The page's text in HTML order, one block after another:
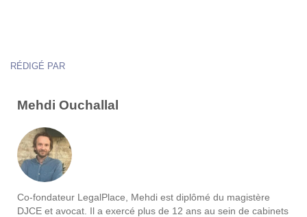
RÉDIGÉ PAR
Mehdi Ouchallal
Co-fondateur LegalPlace, Mehdi est diplômé du magistère
DJCE et avocat. Il a exercé plus de 12 ans au sein de cabinets